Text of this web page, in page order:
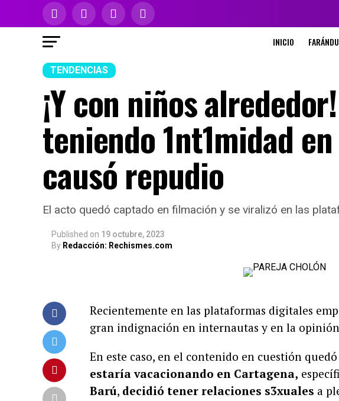
INICIO
TENDENCIAS
¡Y con niños
teniendo 1nt1midad
causó repudio
El acto quedó captado en filmación y se viralizó en las
Published on 19 octubre, 2023
By Redacción: Rechismes.com
Recientemente en las plataformas digitales
gran indignación en internautas y en la
En este caso, en el contenido en cuestión
estaría vacacionando en Cartagena,
Barú, decidió tener relaciones s3xuales a